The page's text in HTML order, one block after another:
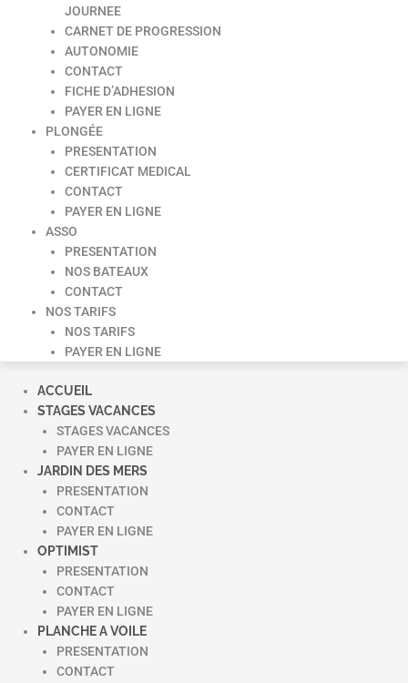
JOURNEE
CARNET DE PROGRESSION
AUTONOMIE
CONTACT
FICHE D’ADHESION
PAYER EN LIGNE
PLONGÉE
PRESENTATION
CERTIFICAT MEDICAL
CONTACT
PAYER EN LIGNE
ASSO
PRESENTATION
NOS BATEAUX
CONTACT
NOS TARIFS
NOS TARIFS
PAYER EN LIGNE
ACCUEIL
STAGES VACANCES
STAGES VACANCES
PAYER EN LIGNE
JARDIN DES MERS
PRESENTATION
CONTACT
PAYER EN LIGNE
OPTIMIST
PRESENTATION
CONTACT
PAYER EN LIGNE
PLANCHE A VOILE
PRESENTATION
CONTACT